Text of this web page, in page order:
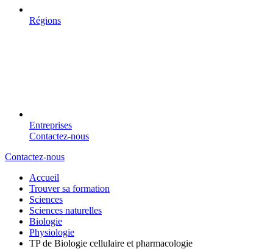
Régions
Entreprises
Contactez-nous
Contactez-nous
Accueil
Trouver sa formation
Sciences
Sciences naturelles
Biologie
Physiologie
TP de Biologie cellulaire et pharmacologie